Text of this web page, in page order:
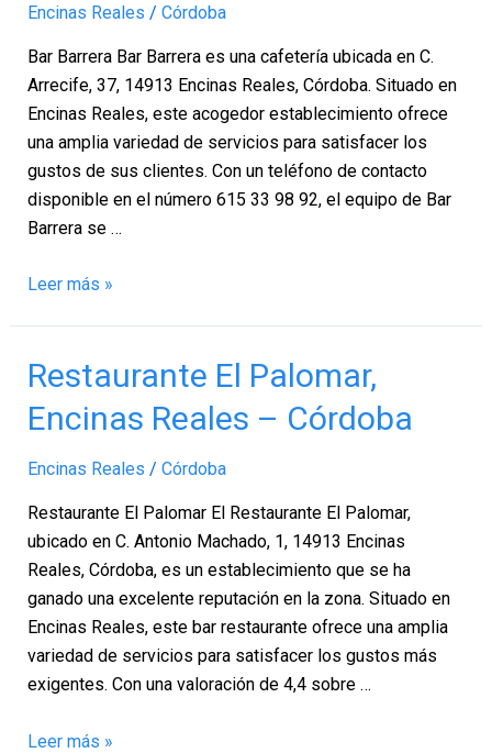
Encinas Reales / Córdoba
Bar Barrera Bar Barrera es una cafetería ubicada en C.
Arrecife, 37, 14913 Encinas Reales, Córdoba. Situado en
Encinas Reales, este acogedor establecimiento ofrece
una amplia variedad de servicios para satisfacer los
gustos de sus clientes. Con un teléfono de contacto
disponible en el número 615 33 98 92, el equipo de Bar
Barrera se …
–
Córdoba
Leer más »
Restaurante El Palomar,
Encinas Reales – Córdoba
Encinas Reales / Córdoba
Restaurante El Palomar El Restaurante El Palomar,
ubicado en C. Antonio Machado, 1, 14913 Encinas
Reales, Córdoba, es un establecimiento que se ha
ganado una excelente reputación en la zona. Situado en
Encinas Reales, este bar restaurante ofrece una amplia
variedad de servicios para satisfacer los gustos más
exigentes. Con una valoración de 4,4 sobre …
Restaurante
Palomar,
Reales
–
Córdoba
Leer más »